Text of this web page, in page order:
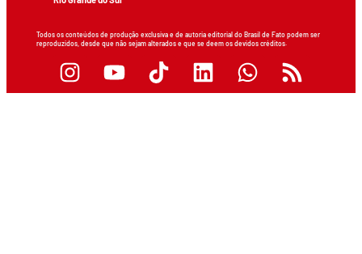
Todos os conteúdos de produção exclusiva e de autoria editorial do Brasil de Fato podem ser
reproduzidos, desde que não sejam alterados e que se deem os devidos créditos.